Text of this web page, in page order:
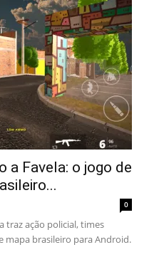
a Favela: o jogo de
0
traz ação policial, times
mapa brasileiro para Android.